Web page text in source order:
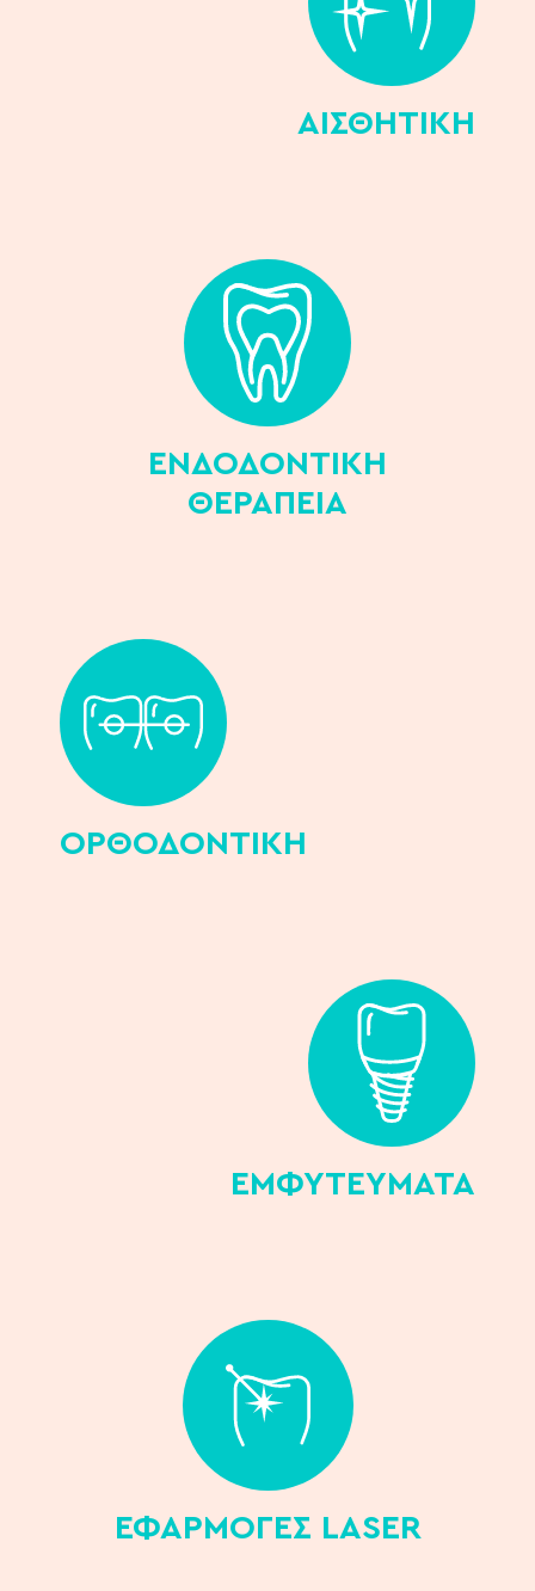
ΑΙΣΘΗΤΙΚΗ
ΕΝΔΟΔΟΝΤΙΚH
ΘΕΡΑΠΕIΑ
ΟΡΘΟΔΟΝΤΙΚΗ
ΕΜΦΥΤΕΥΜΑΤΑ
ΕΦΑΡΜΟΓΕΣ LASER